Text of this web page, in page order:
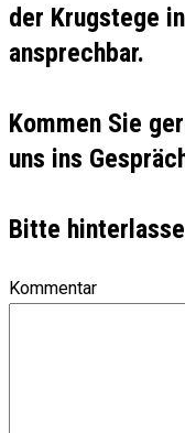
der Krugstege
ansprechbar.
Kommen Sie
uns ins
Bitte
Kommentar